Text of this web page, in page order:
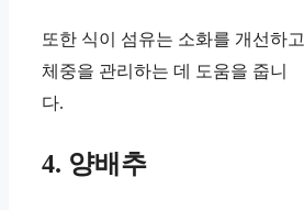
또한 식이 섬유는 소화를 개선하고
체중을 관리하는 데 도움을 줍니
다.
4. 양배추